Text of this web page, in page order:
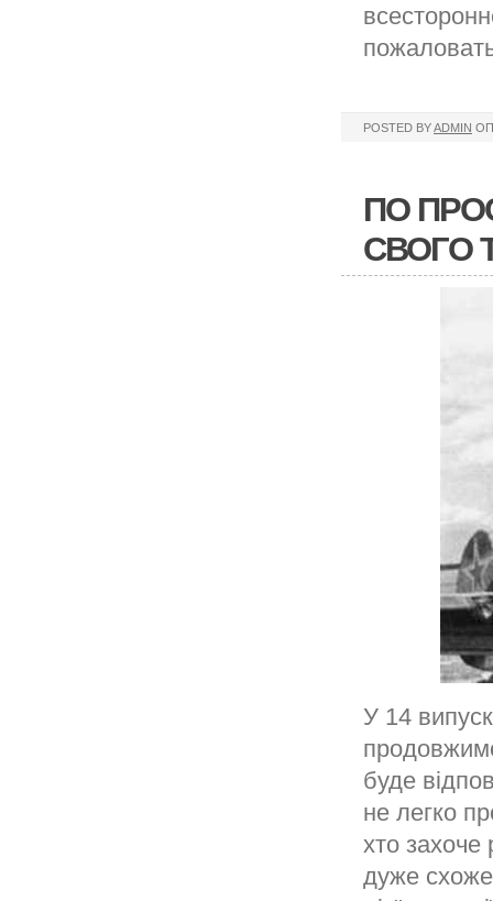
POSTED BYADMIN
ПО
СВОГО
У 14
буде
не легко
хто
дуже